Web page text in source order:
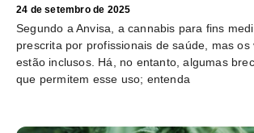
24 de setembro de 2025
Segundo a Anvisa, a cannabis para fins
prescrita por profissionais de saúde, mas
estão inclusos. Há, no entanto, algumas
que permitem esse uso; entenda